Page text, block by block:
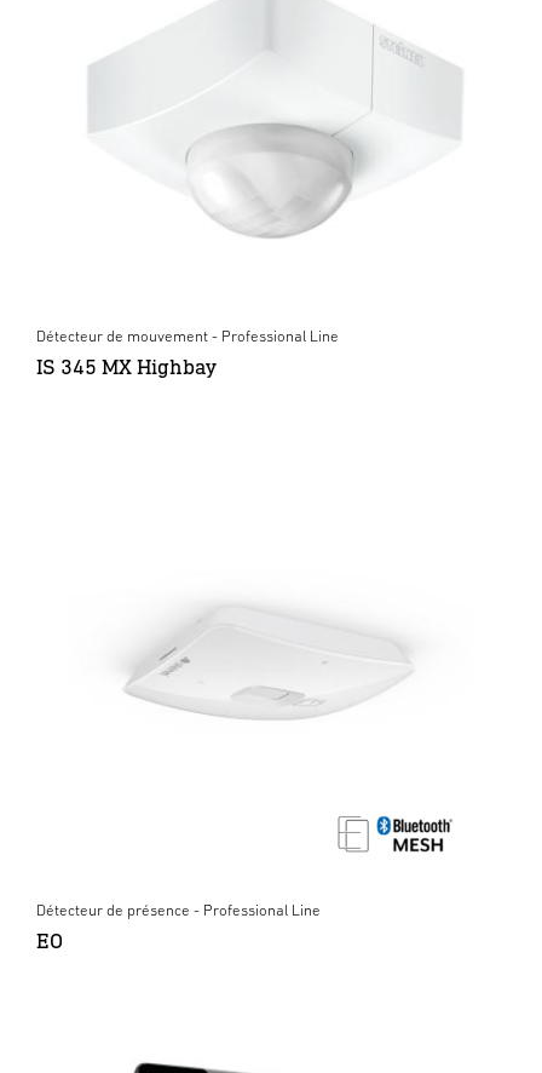
Détecteur de mouvement - Professional Line
IS 345 MX Highbay
Détecteur de présence - Professional Line
EO